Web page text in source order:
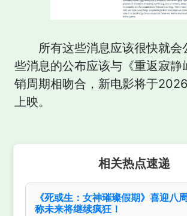
所有这些消息应该很快就会
些消息的公布应该与《重返寂静
销周期相吻合，新电影将于
上映。
相关热点速递
《死或生：女神璀璨假期》喜迎八
称未来将继续疯狂！